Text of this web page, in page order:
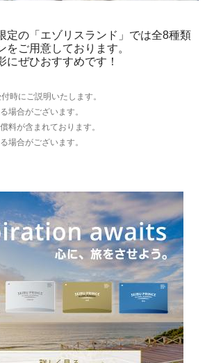
定の「エゾリスランド」では全8種類
をご用意しております。
にぜひおすすめです！
時にご説明いたします。
場合がございます。
料が含まれております。
場合がございます。